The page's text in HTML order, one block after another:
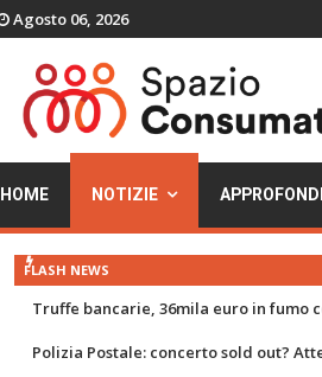
Agosto 06, 2026
HOME NOTIZIE
FLASH NEWS
Truffe bancarie, 36mila euro in fumo
Polizia Postale: concerto sold out?